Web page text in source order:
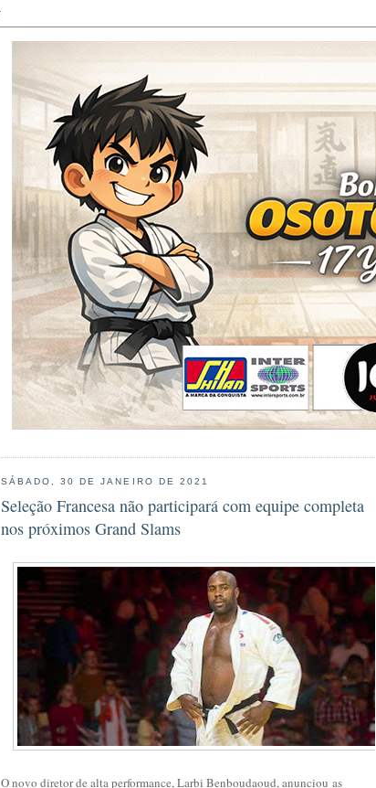
SÁBADO, 30 DE JANEIRO DE 2021
Seleção Francesa não participará com equipe completa
nos próximos Grand Slams
O novo diretor de alta performance, Larbi Benboudaoud, anunciou as